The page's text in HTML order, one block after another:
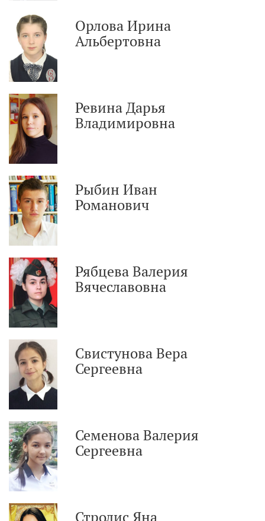
Орлова Ирина
Альбертовна
Ревина Дарья
Владимировна
Рыбин Иван
Романович
Рябцева Валерия
Вячеславовна
Свистунова Вера
Сергеевна
Семенова Валерия
Сергеевна
Стролис Яна